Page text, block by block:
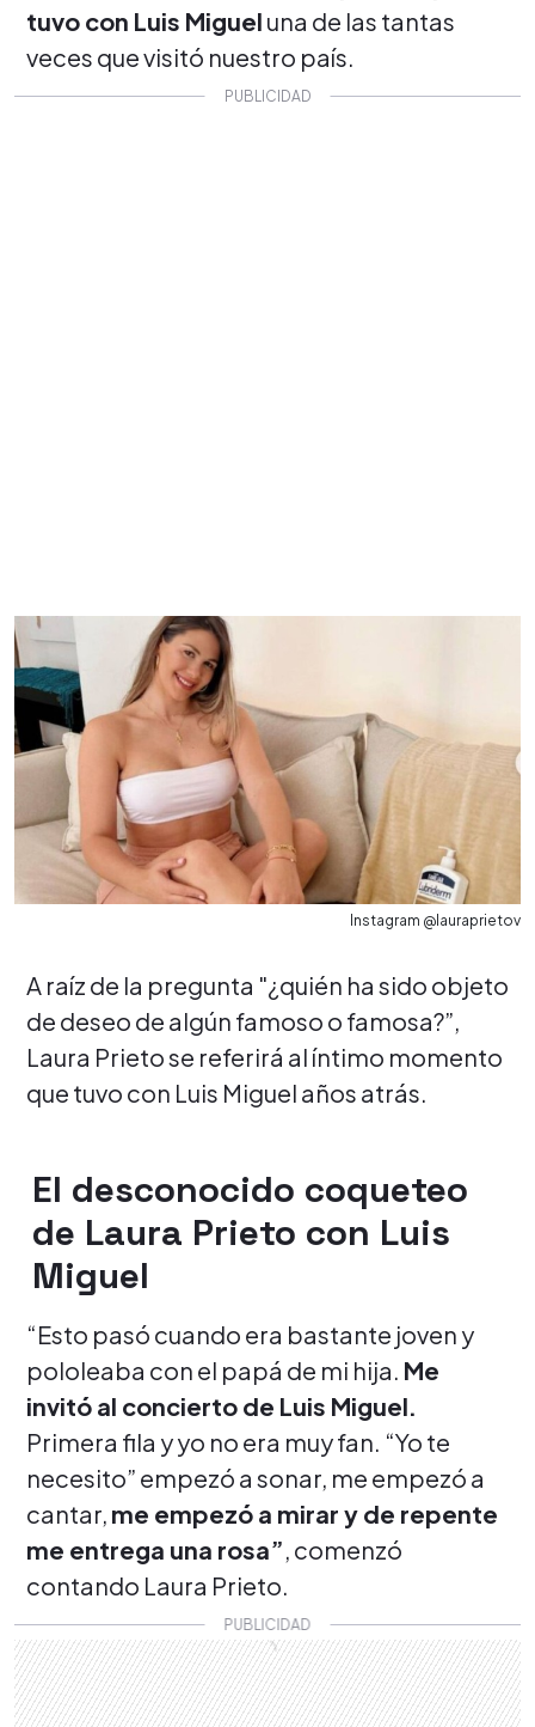
tuvo con Luis Miguel una de las tantas
veces que visitó nuestro país.
Instagram @lauraprietov
A raíz de la pregunta "¿quién ha sido objeto
de deseo de algún famoso o famosa?”,
Laura Prieto se referirá al íntimo momento
que tuvo con Luis Miguel años atrás.
El desconocido coqueteo
de Laura Prieto con Luis
Miguel
“Esto pasó cuando era bastante joven y
pololeaba con el papá de mi hija. Me
invitó al concierto de Luis Miguel.
Primera fila y yo no era muy fan. “Yo te
necesito” empezó a sonar, me empezó a
cantar, me empezó a mirar y de repente
me entrega una rosa”, comenzó
contando Laura Prieto.